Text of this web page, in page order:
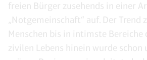
freien Bürger zusehends in einer
„Notgemeinschaft“ auf. Der Trend
Menschen bis in intimste Bereiche
zivilen Lebens hinein wurde schon